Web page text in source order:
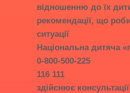
відношенню до їх
рекомендації, що
ситуації
Національна дитяча
0-800-500-225
116 111
здійснює